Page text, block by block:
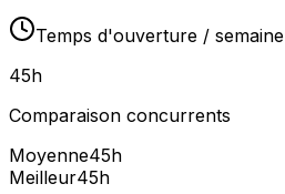
Temps d'ouverture / semaine
45h
Comparaison concurrents
Moyenne45h
Meilleur45h